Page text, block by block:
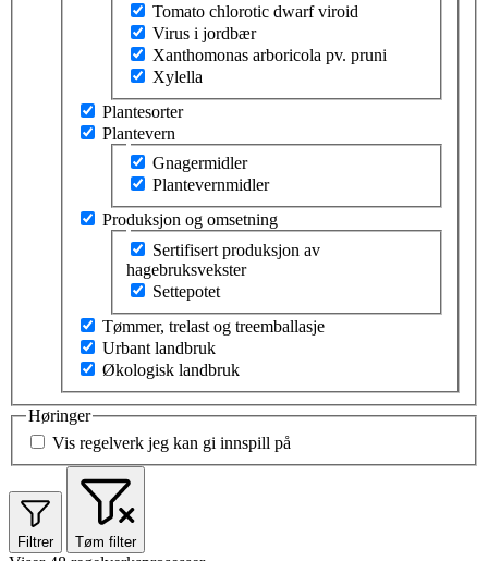
Tomato chlorotic dwarf viroid
Virus i jordbær
Xanthomonas arboricola pv. pruni
Xylella
Plantesorter
Plantevern
Velg tema innen plantevern
Gnagermidler
Plantevernmidler
Produksjon og omsetning
Velg tema innen produksjon og omsetning
Sertifisert produksjon av
hagebruksvekster
Settepotet
Tømmer, trelast og treemballasje
Urbant landbruk
Økologisk landbruk
Høringer
Vis regelverk jeg kan gi innspill på
Filtrer Tøm filter